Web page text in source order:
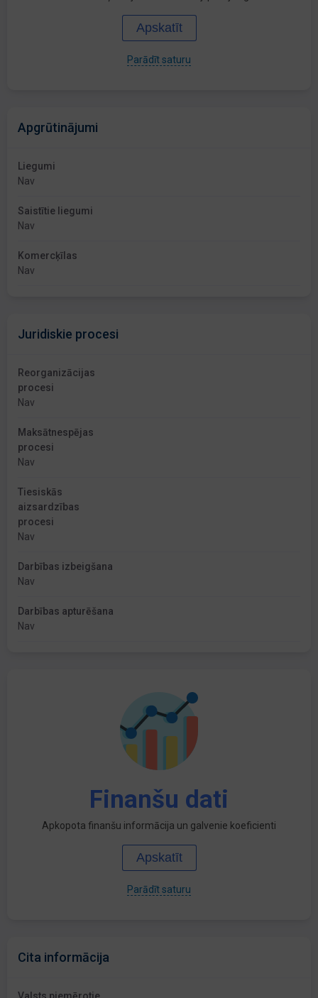
Apskatīt
Parādīt saturu
Apgrūtinājumi
Liegumi
Nav
Saistītie liegumi
Nav
Komercķīlas
Nav
Juridiskie procesi
Reorganizācijas
procesi
Nav
Maksātnespējas
procesi
Nav
Tiesiskās
aizsardzības
procesi
Nav
Darbības izbeigšana
Nav
Darbības apturēšana
Nav
Finanšu dati
Apkopota finanšu informācija un galvenie koeficienti
Apskatīt
Parādīt saturu
Cita informācija